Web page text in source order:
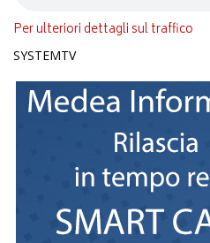
Per ulteriori dettagli sul traffico
SYSTEMTV